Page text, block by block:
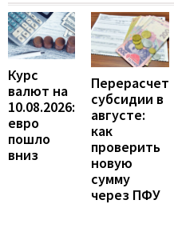
Курс
валют на
10.08.2026:
евро
пошло
вниз
Перерасчет
субсидии в
августе:
как
проверить
новую
сумму
через ПФУ